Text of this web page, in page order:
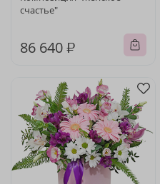
счастье"
86 640 ₽